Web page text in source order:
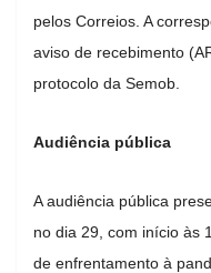
pelos Correios. A
aviso de recebimento
protocolo da Semob.
Audiência pública
A audiência pública
no dia 29, com início às
de enfrentamento à